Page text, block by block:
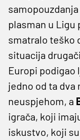
plasman u Ligu
smatralo teško
situacija
Europi podigao
jedno od ta dva
neuspjehom, a
igrača, koji
iskustvo, koji